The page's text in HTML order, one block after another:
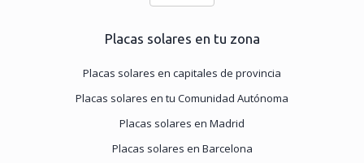
Placas solares en tu zona
Placas solares en capitales de provincia
Placas solares en tu Comunidad Autónoma
Placas solares en Madrid
Placas solares en Barcelona